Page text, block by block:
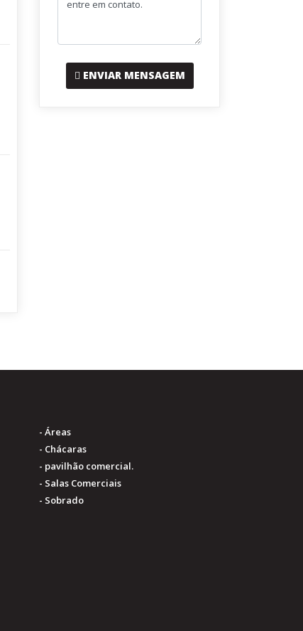
ENVIAR MENSAGEM
- Áreas
- Chácaras
- pavilhão comercial.
- Salas Comerciais
- Sobrado